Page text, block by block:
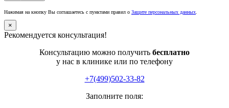
Нажимая на кнопку Вы соглашаетесь с пунктами правил о Защите персональных данных
×
Рекомендуется консультация!
Консультацию можно получить бесплатно
у нас в клинике или по телефону
+7(499)502-33-82
Заполните поля: